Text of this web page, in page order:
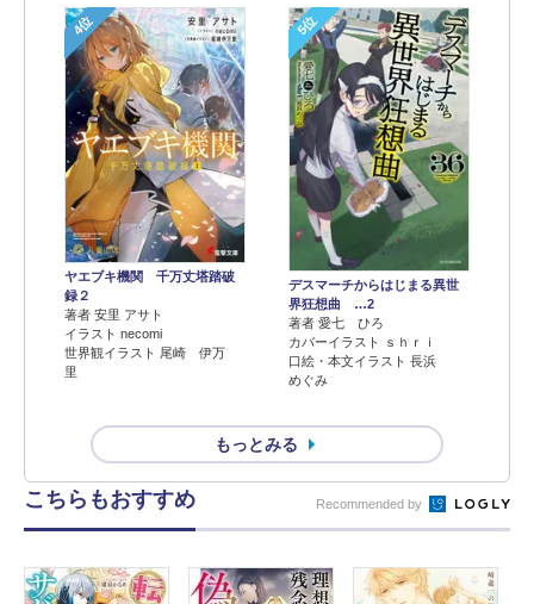
4位
ヤエブキ機関 千万丈塔踏破
録２
著者 安里 アサト
イラスト necomi
世界観イラスト 尾崎 伊万
里
5位
デスマーチからはじまる異世
界狂想曲 …2
著者 愛七 ひろ
カバーイラスト ｓｈｒｉ
口絵・本文イラスト 長浜
めぐみ
もっとみる
こちらもおすすめ Recommended by